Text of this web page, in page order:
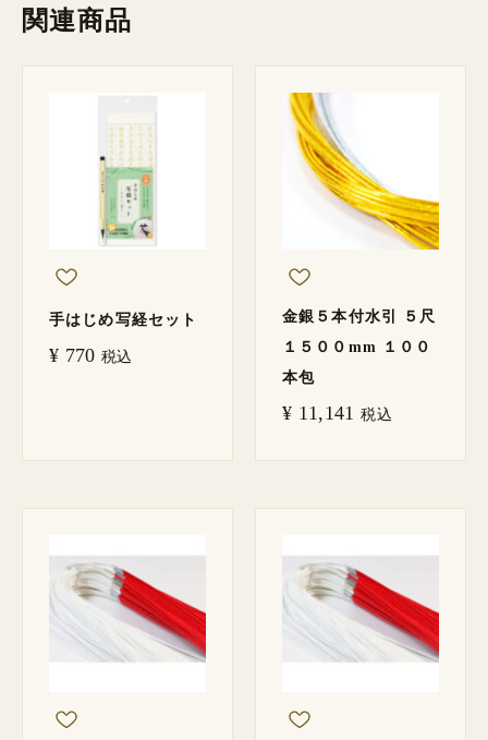
関連商品
手はじめ写経セット
¥ 770 税込
金銀５本付水引 ５尺
１５００mm １００
本包
¥ 11,141 税込